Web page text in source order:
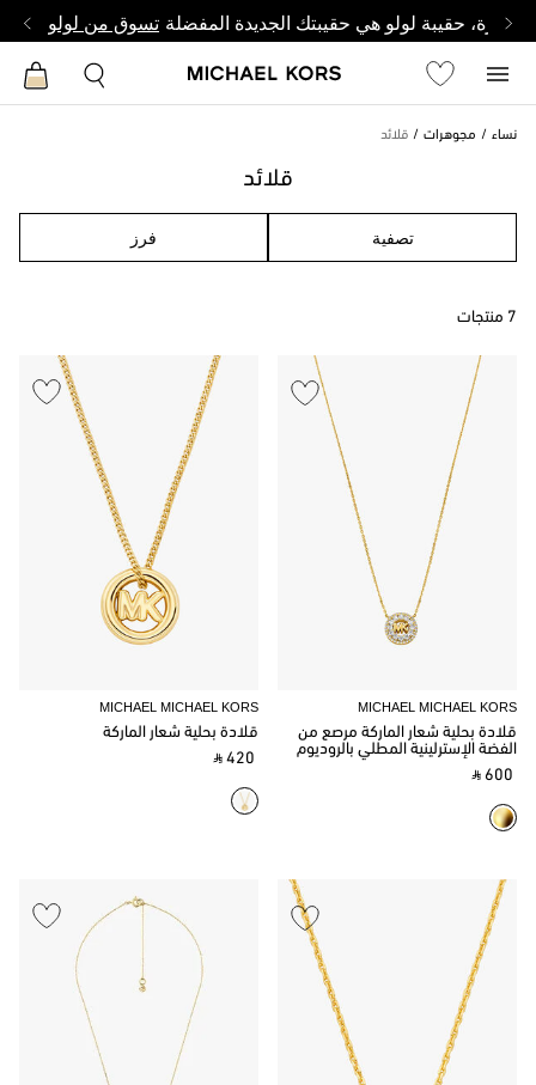
وصغيرة، حقيبة لولو هي حقيبتك الجديدة المفضلة تسوق من لولو
نساء مجوهرات قلائد
قلائد
تصفية فرز
7 منتجات
MICHAEL MICHAEL KORS
قلادة بحلية شعار الماركة مرصع من
الفضة الإسترلينية المطلي بالروديوم
‎ ⃁ 600 ‎
MICHAEL MICHAEL KORS
قلادة بحلية شعار الماركة
‎ ⃁ 420 ‎